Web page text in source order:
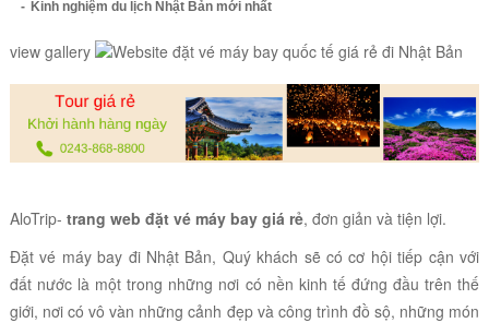
Kinh nghiệm du lịch Nhật Bản mới nhất
view gallery
AloTrip- trang web đặt vé máy bay giá rẻ, đơn giản và tiện lợi.
Đặt vé máy bay đi Nhật Bản, Quý khách sẽ có cơ hội tiếp cận với
đất nước là một trong những nơi có nền kinh tế đứng đầu trên thế
giới, nơi có vô vàn những cảnh đẹp và công trình đồ sộ, những món